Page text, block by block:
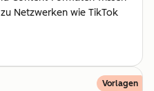
Netzwerken wie TikTok
Vorlagen